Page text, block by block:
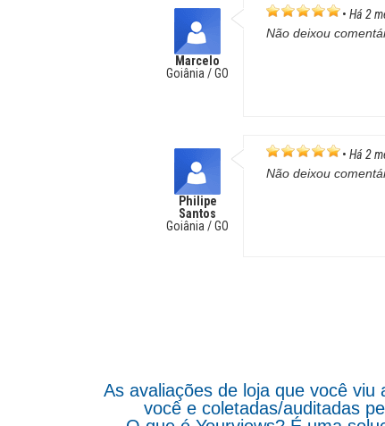
Marcelo
Goiânia / GO
• Há 2
Não deixou
Philipe
Santos
Goiânia / GO
• Há 2
Não deixou
As avaliações de loja que você
você e coletadas/auditadas